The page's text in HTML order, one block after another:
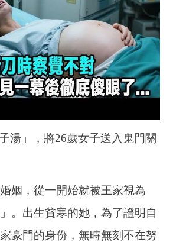
湯」，將26歲女子送入鬼門關
姻，從一開始就被王家視為
。出生貧寒的她，為了證明自
豪門的身份，無時無刻不在努